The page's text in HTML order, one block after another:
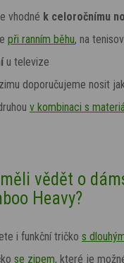
vhodné k celoročnímu
při ranním běhu, na
u televize
doporučujeme nosit
v kombinaci s
vědět o
Heavy?
i funkční tričko s
se zipem, které je